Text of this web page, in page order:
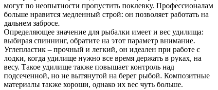
могут по неопытности пропустить поклевку. Профессионалам
больше нравится медленный строй: он позволяет работать на
дальнем забросе.
Определяющее значение для рыбалки имеет и вес удилища:
выбирая спиннинг, обратите на этот параметр внимание.
Углепластик – прочный и легкий, он идеален при работе с
лодки, когда удилище нужно все время держать в руках, на
весу. Такое удилище также повышает контроль над
подсеченной, но не вытянутой на берег рыбой. Композитные
материалы также хороши, однако их вес чуть больше.